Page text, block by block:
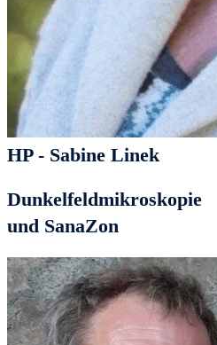
HP - Sabine Linek
Dunkelfeldmikroskopie
und SanaZon